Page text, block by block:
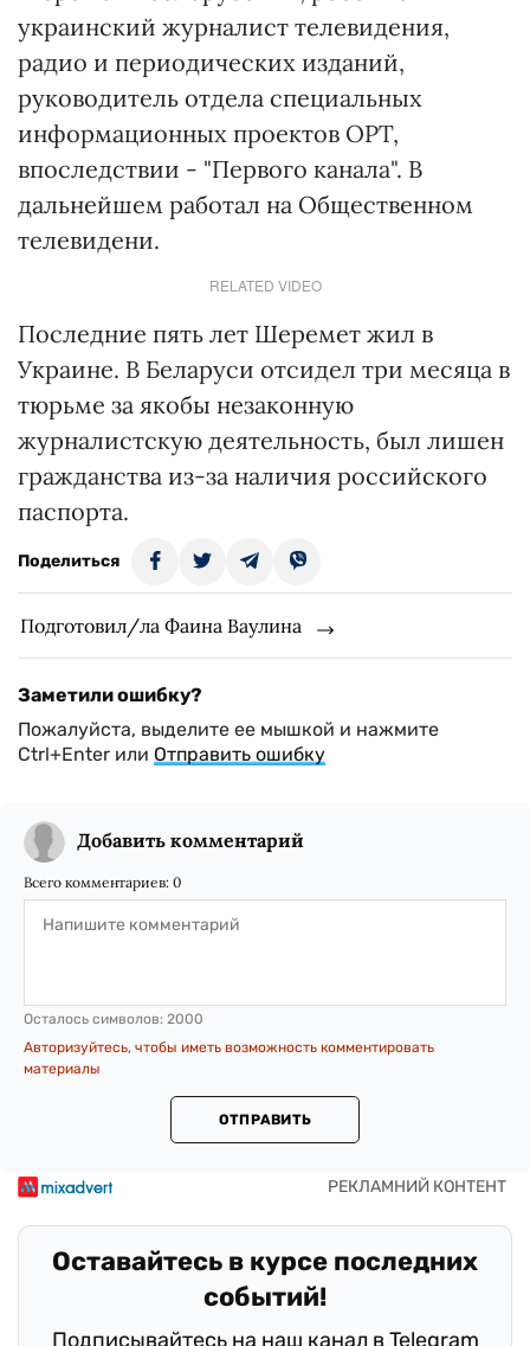
украинский журналист телевидения,
радио и периодических изданий,
руководитель отдела специальных
информационных проектов ОРТ,
впоследствии - "Первого канала". В
дальнейшем работал на Общественном
телевидени.
RELATED VIDEO
Последние пять лет Шеремет жил в
Украине. В Беларуси отсидел три месяца в
тюрьме за якобы незаконную
журналистскую деятельность, был лишен
гражданства из-за наличия российского
паспорта.
Поделиться
Подготовил/ла Фаина Ваулина
Заметили ошибку?
Пожалуйста, выделите ее мышкой и нажмите
Ctrl+Enter или Отправить ошибку
Добавить комментарий
Всего комментариев: 0
Осталось символов: 2000
Авторизуйтесь, чтобы иметь возможность комментировать
материалы
ОТПРАВИТЬ
Оставайтесь в курсе последних
событий!
Подписывайтесь на наш канал в Telegram